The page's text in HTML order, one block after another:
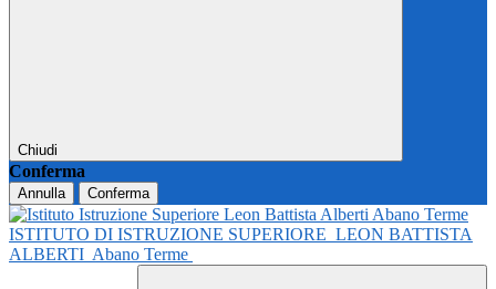
Chiudi
Conferma
Annulla Conferma
ISTITUTO DI ISTRUZIONE SUPERIORE LEON BATTISTA
ALBERTI Abano Terme